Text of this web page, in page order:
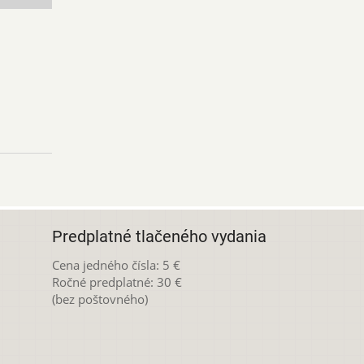
Predplatné tlačeného vydania
Cena jedného čísla: 5 €
Ročné predplatné: 30 €
(bez poštovného)